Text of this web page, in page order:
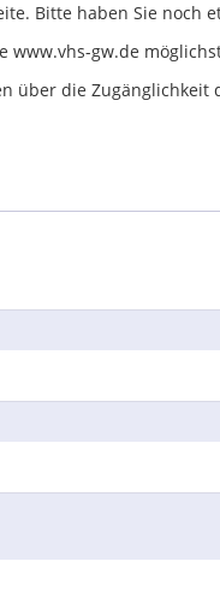
Bitte haben Sie noch
www.vhs-gw.de
die